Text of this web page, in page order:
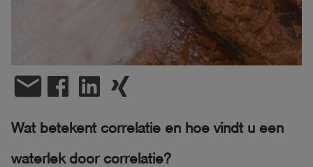
shieldRegistratie
email
Wat betekent correlatie en hoe vindt u een
waterlek door correlatie?